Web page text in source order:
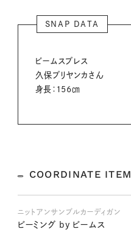
SNAP DATA
ビームスプレス
久保プリヤンカさん
身長：156㎝
COORDINATE ITEM
ニットアンサンブルカーディガン
ビーミング by ビームス